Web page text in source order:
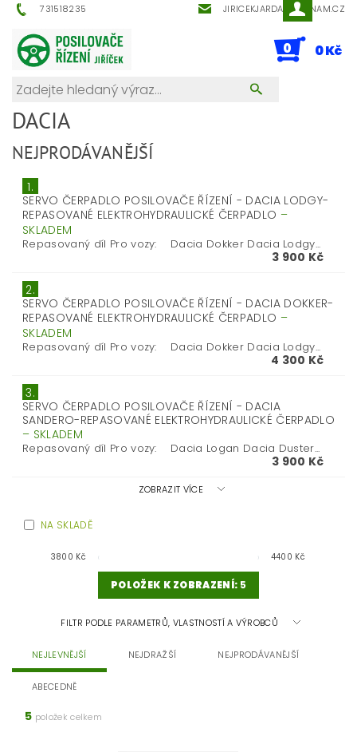
731518235 JIRICEKJARDA@SEZNAM.CZ
0 0 Kč
DACIA
NEJPRODÁVANĚJŠÍ
1.
SERVO ČERPADLO POSILOVAČE ŘÍZENÍ - DACIA LODGY-
REPASOVANÉ ELEKTROHYDRAULICKÉ ČERPADLO –
SKLADEM
Repasovaný díl Pro vozy: Dacia Dokker Dacia Lodgy...
3 900 Kč
2.
SERVO ČERPADLO POSILOVAČE ŘÍZENÍ - DACIA DOKKER-
REPASOVANÉ ELEKTROHYDRAULICKÉ ČERPADLO –
SKLADEM
Repasovaný díl Pro vozy: Dacia Dokker Dacia Lodgy...
4 300 Kč
3.
SERVO ČERPADLO POSILOVAČE ŘÍZENÍ - DACIA
SANDERO-REPASOVANÉ ELEKTROHYDRAULICKÉ ČERPADLO
– SKLADEM
Repasovaný díl Pro vozy: Dacia Logan Dacia Duster...
3 900 Kč
ZOBRAZIT VÍCE
NA SKLADĚ
3800 Kč 4400 Kč
POLOŽEK K ZOBRAZENÍ: 5
FILTR PODLE PARAMETRŮ, VLASTNOSTÍ A VÝROBCŮ
NEJLEVNĚJŠÍ NEJDRAŽŠÍ NEJPRODÁVANĚJŠÍ
ABECEDNĚ
5 položek celkem